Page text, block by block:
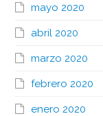
mayo 2020
abril 2020
marzo 2020
febrero 2020
enero 2020